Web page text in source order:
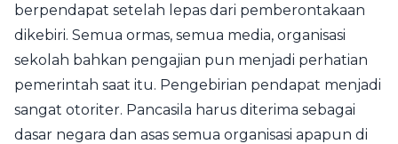
berpendapat setelah lepas dari pemberontakaan
dikebiri. Semua ormas, semua media, organisasi
sekolah bahkan pengajian pun menjadi perhatian
pemerintah saat itu. Pengebirian pendapat menjadi
sangat otoriter. Pancasila harus diterima sebagai
dasar negara dan asas semua organisasi apapun di